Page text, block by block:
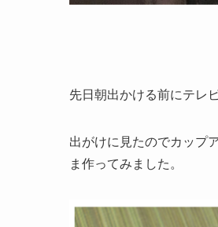
先日朝出かける前にテレ
出がけに見たのでカップ
ま作ってみました。